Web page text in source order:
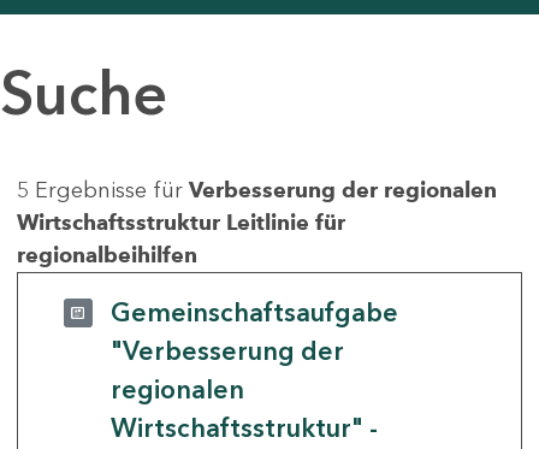
Suche
5 Ergebnisse für Verbesserung der regionalen
Wirtschaftsstruktur Leitlinie für
regionalbeihilfen
Gemeinschaftsaufgabe
"Verbesserung der
regionalen
Wirtschaftsstruktur" -